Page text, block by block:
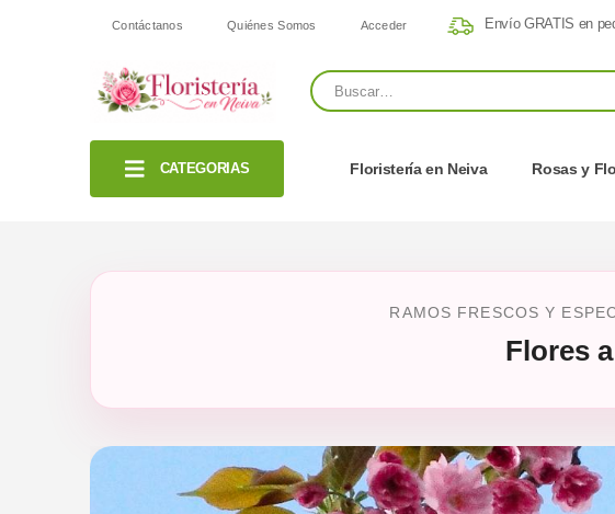
Contáctanos Quiénes Somos Acceder Envío GRATIS en
CATEGORIAS Floristería en Neiva Rosas y
RAMOS FRESCOS Y
Flores